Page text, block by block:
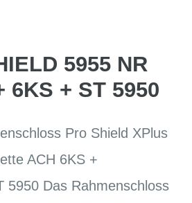
5955 NR
6KS + ST 5950
Pro Shield XPlus
ACH 6KS +
5950 Das Rahmenschloss